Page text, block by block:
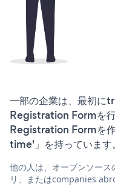
一部の企業は、最初
Registration Formを
Registration Formを
time'」を持っています。
他の人は、オープンソー
リ、またはcompanies